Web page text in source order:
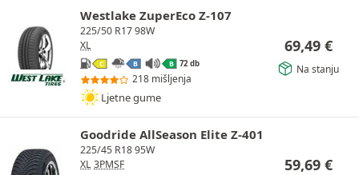
Westlake ZuperEco Z-107
225/50 R17 98W
XL
C B B 72 db
218 mišljenja
Ljetne gume
69,49 €
Na stanju
Goodride AllSeason Elite Z-401
225/45 R18 95W
XL 3PMSF 59,69 €